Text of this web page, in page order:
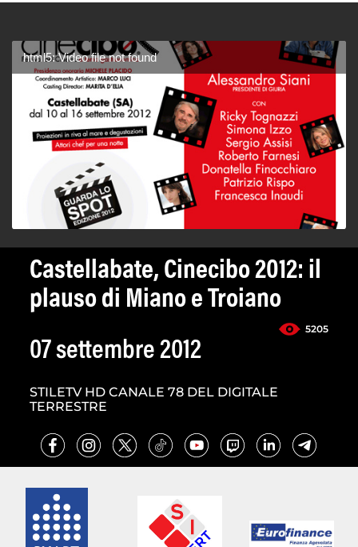
html5: Video file not found
Castellabate, Cinecibo 2012: il
plauso di Miano e Troiano
5205
07 settembre 2012
STILETV HD CANALE 78 DEL DIGITALE
TERRESTRE